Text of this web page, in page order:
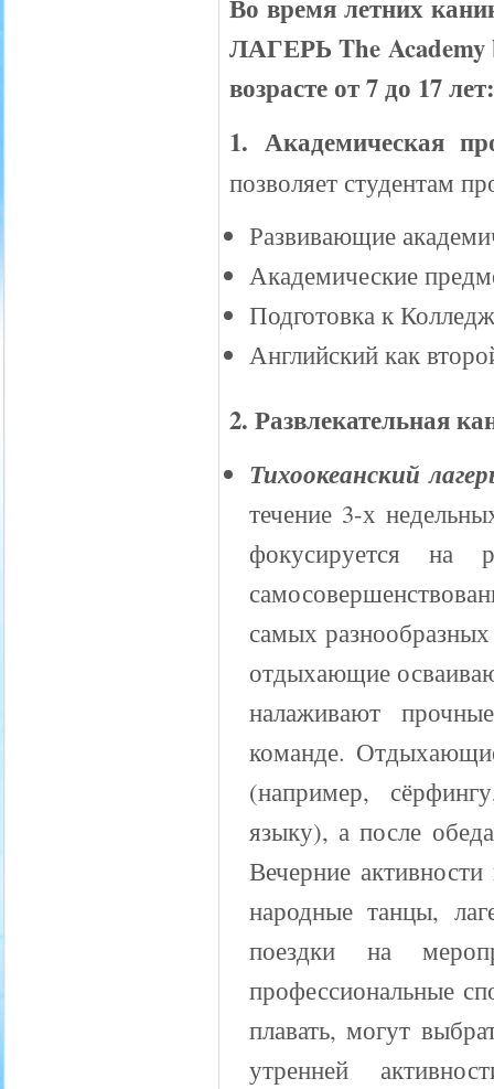
Во время летних
ЛАГЕРЬ The Academy
возрасте от 7 до 17
1. Академическая
позволяет студентам
Развивающие
Академические
Подготовка к
Английский как
2. Развлекательная
Тихоокеанский
течение 3-х
фокусируется на
самых
отдыхающие
налаживают
команде.
(например,
языку), а после
Вечерние
народные танцы,
поездки на
профессиональные
плавать, могут
утренней